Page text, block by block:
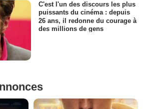
C'est l'un des discours les plus
puissants du cinéma : depuis
26 ans, il redonne du courage à
des millions de gens